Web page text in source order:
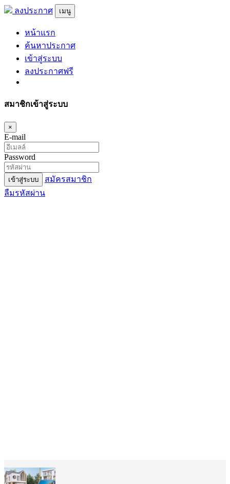
ลงประกาศ เมนู
หน้าแรก
ค้นหาประกาศ
เข้าสู่ระบบ
ลงประกาศฟรี
สมาชิกเข้าสู่ระบบ
×
E-mail
Password
เข้าสู่ระบบ
สมัครสมาชิก
ลืมรหัสผ่าน